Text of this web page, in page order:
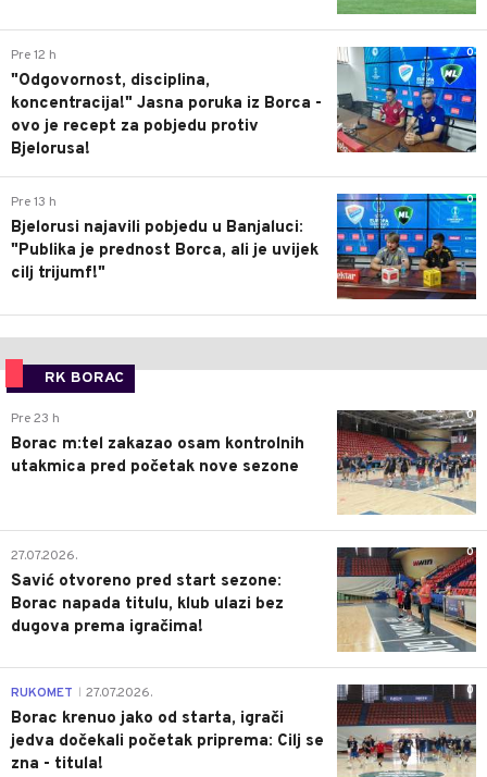
0
Pre 12 h
"Odgovornost, disciplina,
koncentracija!" Jasna poruka iz Borca -
ovo je recept za pobjedu protiv
Bjelorusa!
0
Pre 13 h
Bjelorusi najavili pobjedu u Banjaluci:
"Publika je prednost Borca, ali je uvijek
cilj trijumf!"
RK BORAC
0
Pre 23 h
Borac m:tel zakazao osam kontrolnih
utakmica pred početak nove sezone
0
27.07.2026.
Savić otvoreno pred start sezone:
Borac napada titulu, klub ulazi bez
dugova prema igračima!
0
RUKOMET 27.07.2026.
Borac krenuo jako od starta, igrači
jedva dočekali početak priprema: Cilj se
zna - titula!